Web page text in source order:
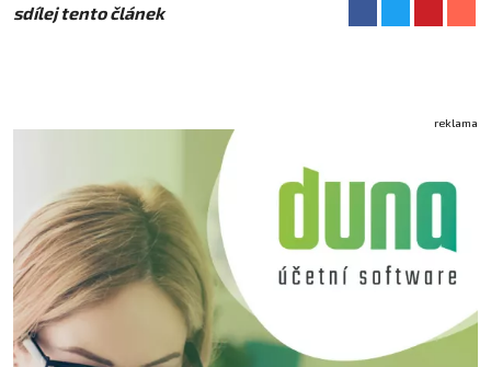
sdílej tento článek
reklama